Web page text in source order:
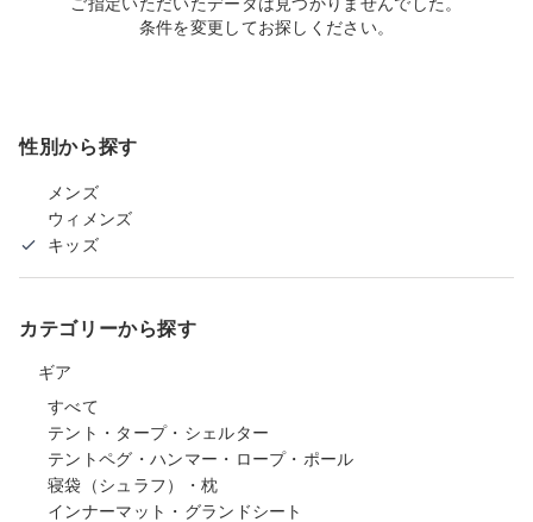
条件を変更してお探しください。
性別から探す
メンズ
ウィメンズ
キッズ
カテゴリーから探す
ギア
すべて
テント・タープ・シェルター
テントペグ・ハンマー・ロープ・ポール
寝袋（シュラフ）・枕
インナーマット・グランドシート